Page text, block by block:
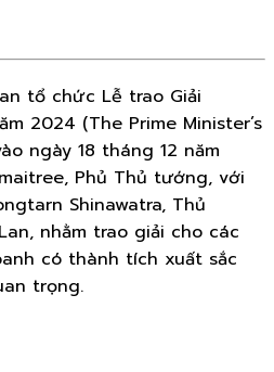
tổ chức Lễ trao Giải
2024 (The Prime Minister’s
ngày 18 tháng 12 năm
Phủ Thủ tướng, với
Shinawatra, Thủ
nhằm trao giải cho các
có thành tích xuất sắc
trọng.